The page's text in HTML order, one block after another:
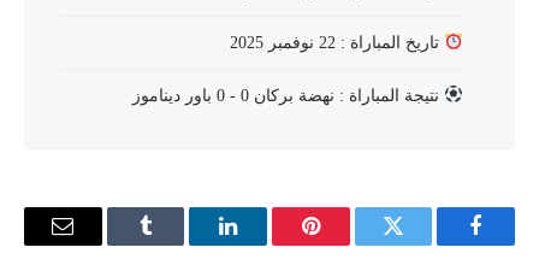
تاريخ المباراة : 22 نوفمبر 2025
نتيجة المباراة : نهضة بركان 0 - 0 باور ديناموز
فيسبوك تويتر بينتيريستلينكدإن Tumblr
البريد